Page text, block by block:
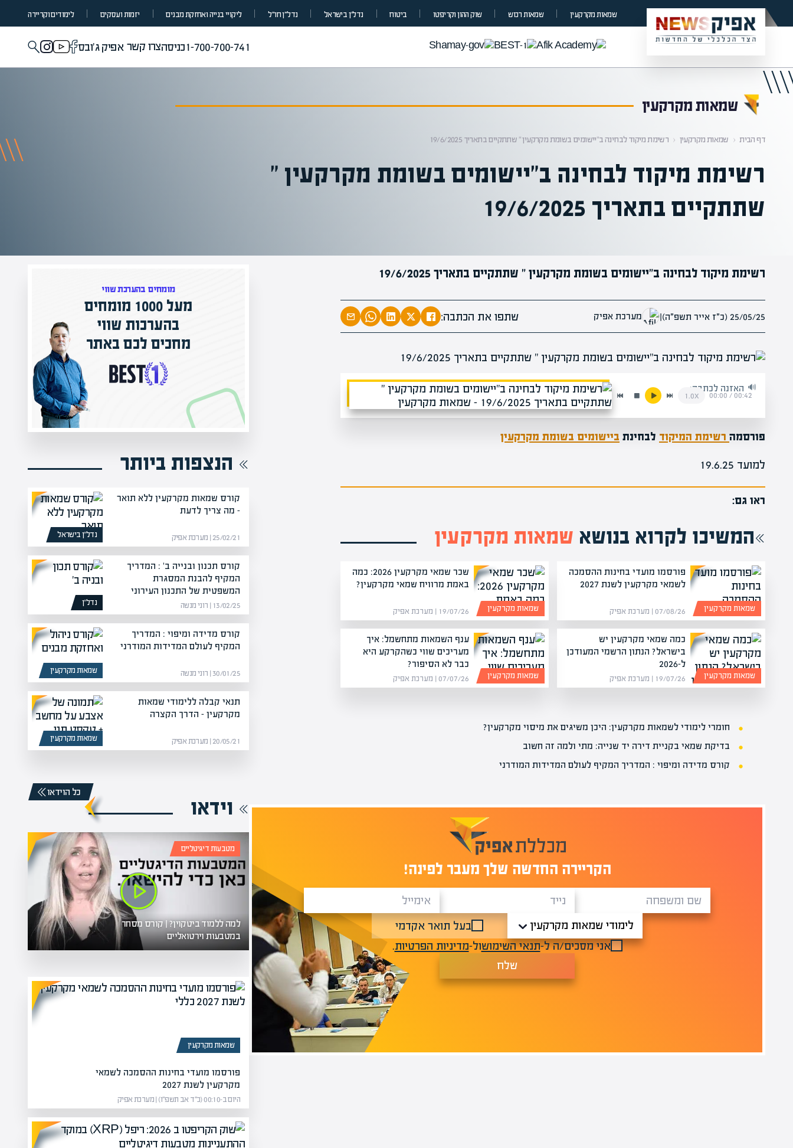
שמאות מקרקעין שמאות רכוש שוק ההון וקריפטו ביטוח נדל”ן בישראל נדל״ן חו״ל ליקויי בנייה ואחזקת מבנים יזמות ועסקים לימודים וקריירה
1-700-700-741כניסהצרו קשר אפיק ג'ובס
שמאות מקרקעין
דף הבית ‹ שמאות מקרקעין ‹ רשימת מיקוד לבחינה ב"יישומים בשומת מקרקעין " שתתקיים בתאריך 19/6/2025
רשימת מיקוד לבחינה ב"יישומים בשומת מקרקעין "
שתתקיים בתאריך 19/6/2025
רשימת מיקוד לבחינה ב"יישומים בשומת מקרקעין " שתתקיים בתאריך 19/6/2025
25/05/25 (כ״ז אייר תשפ״ה) | מערכת אפיק שתפו את הכתבה:
האזנה לכתבה:
00:42
/
00:00
1.0x
פורסמה רשימת המיקוד לבחינת ביישומים בשומת מקרקעין
למועד 19.6.25
ראו גם:
המשיכו לקרוא בנושא שמאות מקרקעין
פורסמו מועדי בחינות ההסמכה
לשמאי מקרקעין לשנת 2027
07/08/26 | מערכת אפיק שמאות מקרקעין
שכר שמאי מקרקעין 2026: כמה
באמת מרוויח שמאי מקרקעין?
19/07/26 | מערכת אפיק שמאות מקרקעין
כמה שמאי מקרקעין יש
בישראל? הנתון הרשמי המעודכן
ל-2026
19/07/26 | מערכת אפיק שמאות מקרקעין
ענף השמאות מתחשמל: איך
מעריכים שווי כשהקרקע היא
כבר לא הסיפור?
07/07/26 | מערכת אפיק שמאות מקרקעין
חומרי לימודי לשמאות מקרקעין: היכן משיגים את מיסוי מקרקעין?
בדיקת שמאי בקניית דירה יד שנייה: מתי ולמה זה חשוב
קורס מדידה ומיפוי : המדריך המקיף לעולם המדידות המודרני
הקריירה החדשה שלך מעבר לפינה!
בעל תואר אקדמי
אני מסכים/ה ל-תנאי השימושול-מדיניות הפרטיות.
שלח
המרצים המובילים בישראל
מחכים לכם באפיק אקדמי
הקריירה החדשה שלך מעבר לפינה!
הנצפות ביותר
נדל”ן בישראל
קורס שמאות מקרקעין ללא תואר
– מה צריך לדעת
25/02/21 | מערכת אפיק
נדל”ן
קורס תכנון ובנייה ב' : המדריך
המקיף להבנת המסגרת
המשפטית של התכנון העירוני
13/02/25 | רוני מנשה
שמאות מקרקעין
קורס מדידה ומיפוי : המדריך
המקיף לעולם המדידות המודרני
30/01/25 | רוני מנשה
שמאות מקרקעין
תנאי קבלה ללימודי שמאות
מקרקעין – הדרך הקצרה
20/05/21 | מערכת אפיק
וידאו
כל הוידאו
מטבעות דיגיטליים
למה ללמוד ביטקוין? | קורס מסחר
במטבעות וירטואליים
שמאות מקרקעין
פורסמו מועדי בחינות ההסמכה לשמאי
מקרקעין לשנת 2027
היום ב-00:10 (כ״ד אב תשפ״ו) | מערכת אפיק